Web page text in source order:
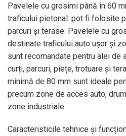
Pavelele cu grosimi până în 60
traficului pietonal: pot fi folosite
parcuri și terase. Pavelele cu
destinate traficului auto ușor și
sunt recomandate pentru alei de
curți, parcuri, piețe, trotuare și
minimă de 80 mm sunt ideale
precum zone de acces auto,
zone industriale.
Caracteristicile tehnice și